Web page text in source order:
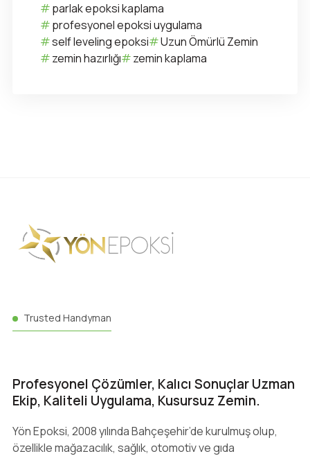
parlak epoksi kaplama
profesyonel epoksi uygulama
self leveling epoksi
Uzun Ömürlü Zemin
zemin hazırlığı
zemin kaplama
Trusted Handyman
Profesyonel Çözümler, Kalıcı Sonuçlar Uzman
Ekip, Kaliteli Uygulama, Kusursuz Zemin.
Yön Epoksi, 2008 yılında Bahçeşehir’de kurulmuş olup,
özellikle mağazacılık, sağlık, otomotiv ve gıda